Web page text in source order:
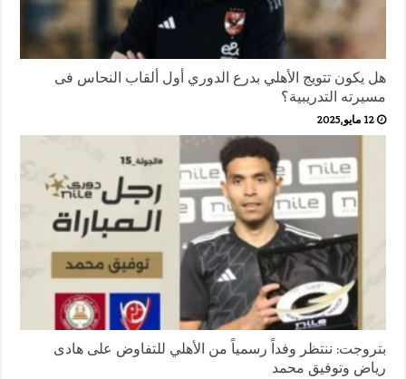
هل يكون تتويج الأهلي بدرع الدوري أول ألقاب النحاس فى
مسيرته التدريبية؟
12 مايو,2025
بتروجت: ننتظر وفداً رسمياً من الأهلي للتفاوض على هادى
رياض وتوفيق محمد